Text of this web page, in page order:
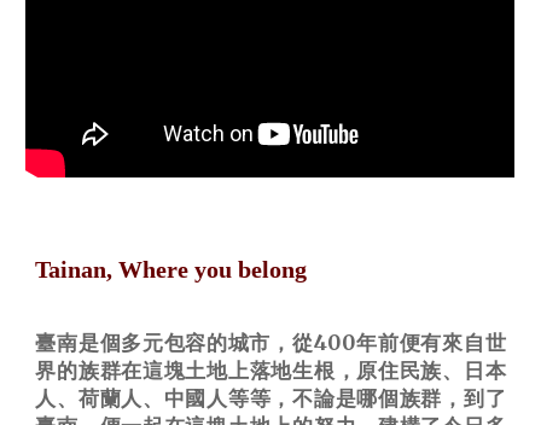
Tainan, Where you belong
臺南是個多元包容的城市，從400年前便有來自世
界的族群在這塊土地上落地生根，原住民族、日本
人、荷蘭人、中國人等等，不論是哪個族群，到了